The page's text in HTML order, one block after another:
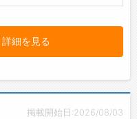
詳細を見る
掲載開始日:2026/08/03